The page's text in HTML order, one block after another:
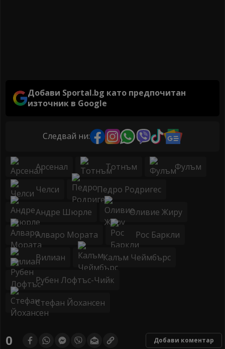
Добави Sportal.bg като предпочитан
източник в Google
Следвай ни:
Арсенал Тотнъм Фулъм
Челси Педро Родригес
Андре Шюрле Оливие Жиру
Алваро Мората Рос Баркли
Вилиан Калъм Чеймбърс
Рубен Лофтъс-Чийк
Стефан Йохансен
0 Добави коментар